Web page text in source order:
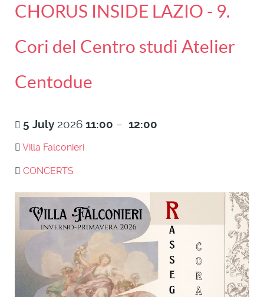
CHORUS INSIDE LAZIO - 9.
Cori del Centro studi Atelier
Centodue
5 July 2026 11:00 – 12:00
Villa Falconieri
CONCERTS